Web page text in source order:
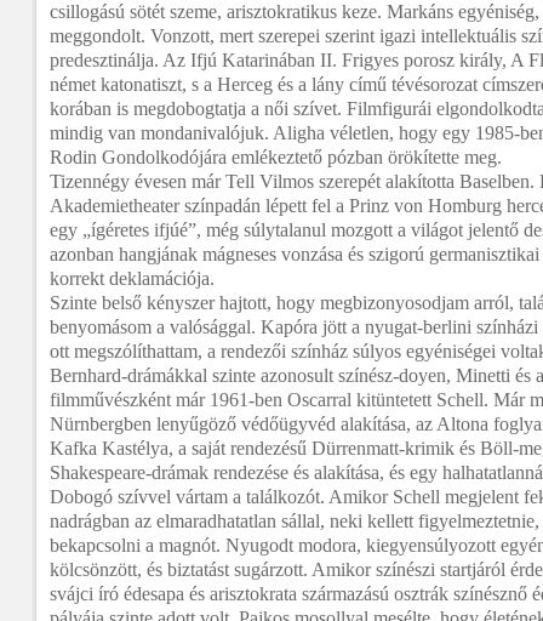
csillogású sötét szeme, arisztokratikus keze. Markáns
meggondolt. Vonzott, mert szerepei szerint igazi intellektuális
predesztinálja. Az Ifjú Katarinában II. Frigyes porosz király, A
német katonatiszt, s a Herceg és a lány című tévésorozat
korában is megdobogtatja a női szívet. Filmfigurái
mindig van mondanivalójuk. Aligha véletlen, hogy egy 1985-
Rodin Gondolkodójára emlékeztető pózban örökítette meg.
Tizennégy évesen már Tell Vilmos szerepét alakította Baselben.
Akademietheater színpadán lépett fel a Prinz von Homburg
egy „ígéretes ifjúé”, még súlytalanul mozgott a világot jelentő
azonban hangjának mágneses vonzása és szigorú
korrekt deklamációja.
Szinte belső kényszer hajtott, hogy megbizonyosodjam arról,
benyomásom a valósággal. Kapóra jött a nyugat-berlini
ott megszólíthattam, a rendezői színház súlyos egyéniségei
Bernhard-drámákkal szinte azonosult színész-doyen, Minetti és
filmművészként már 1961-ben Oscarral kitüntetett Schell. Már
Nürnbergben lenyűgöző védőügyvéd alakítása, az Altona
Kafka Kastélya, a saját rendezésű Dürrenmatt-krimik és Böll-
Shakespeare-drámak rendezése és alakítása, és egy
Dobogó szívvel vártam a találkozót. Amikor Schell megjelent
nadrágban az elmaradhatatlan sállal, neki kellett
bekapcsolni a magnót. Nyugodt modora, kiegyensúlyozott
kölcsönzött, és biztatást sugárzott. Amikor színészi startjáról
svájci író édesapa és arisztokrata származású osztrák színésznő